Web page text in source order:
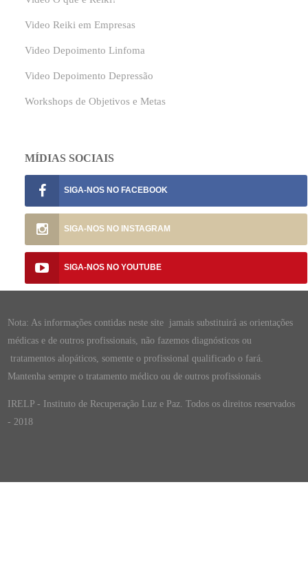
Video Reiki em Empresas
Video Depoimento Linfoma
Video Depoimento Depressão
Workshops de Objetivos e Metas
MÍDIAS SOCIAIS
SIGA-NOS NO
SIGA-NOS NO
SIGA-NOS NO
Nota: As informações contidas neste site jamais substituirá as orientações
médicas e de outros profissionais, não fazemos diagnósticos ou
tratamentos alopáticos, somente o profissional qualificado o fará.
Mantenha sempre o tratamento médico ou de outros profissionais
IRELP - Instituto de Recuperação Luz e Paz. Todos os direitos reservados
- 2018